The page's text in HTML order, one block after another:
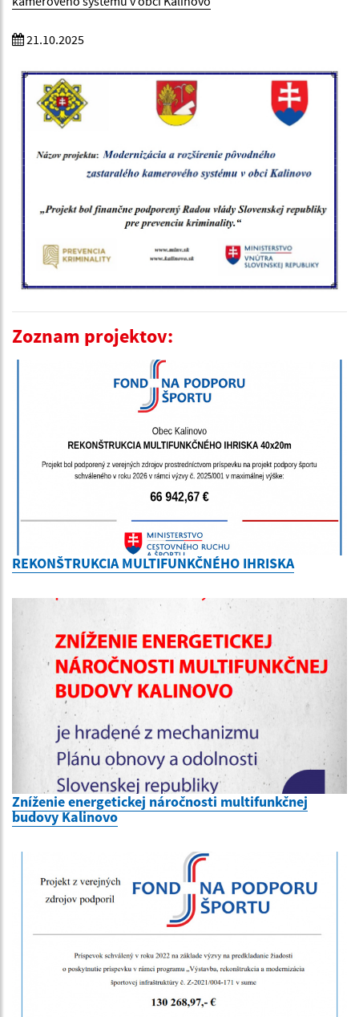
21.10.2025
Zoznam projektov:
REKONŠTRUKCIA MULTIFUNKČNÉHO IHRISKA
Zníženie energetickej náročnosti multifunkčnej
budovy Kalinovo